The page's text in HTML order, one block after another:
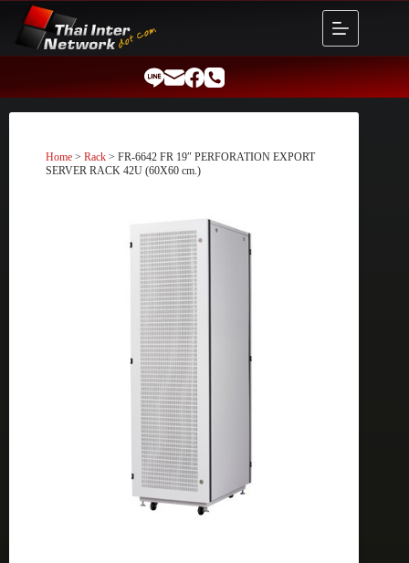
content
Home > Rack > FR-6642 FR 19″ PERFORATION EXPORT
SERVER RACK 42U (60X60 cm.)